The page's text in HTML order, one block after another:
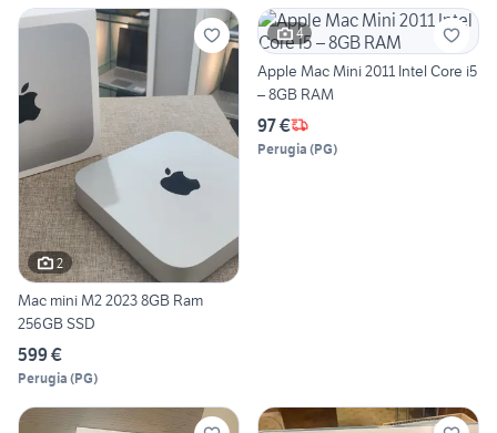
2
Mac mini M2 2023 8GB Ram
256GB SSD
599 €
Perugia (PG)
4
Apple Mac Mini 2011 Intel Core i5
– 8GB RAM
97 €
Perugia (PG)